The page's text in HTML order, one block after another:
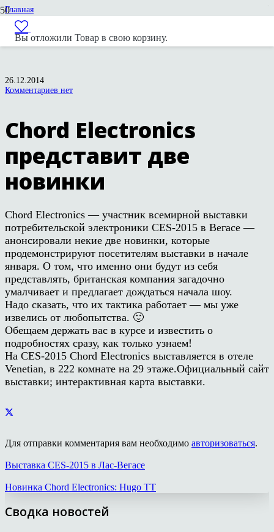
Вы отложили Товар в свою корзину.
Главная
Новости
Новости вендоров
Chord Electronics представит две новинки
26.12.2014
Комментариев нет
Chord Electronics
представит две
новинки
Chord Electronics — участник всемирной выставки
потребительской электроники CES-2015 в Вегасе —
анонсировали некие две новинки, которые
продемонстрируют посетителям выставки в начале
января. О том, что именно они будут из себя
представлять, британская компания загадочно
умалчивает и предлагает дождаться начала шоу.
Надо сказать, что их тактика работает — мы уже
извелись от любопытства. 🙂
Обещаем держать вас в курсе и известить о
подробностях сразу, как только узнаем!
На CES-2015 Chord Electronics выставляется в отеле
Venetian, в 222 комнате на 29 этаже.Официальный сайт
выставки; интерактивная карта выставки.
Для отправки комментария вам необходимо авторизоваться.
Выставка CES-2015 в Лас-Вегасе
Новинка Chord Electronics: Hugo TT
Сводка новостей